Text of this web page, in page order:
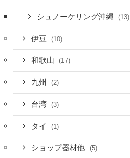
シュノーケリング沖縄 (13)
伊豆 (10)
和歌山 (17)
九州 (2)
台湾 (3)
タイ (1)
ショップ器材他 (5)